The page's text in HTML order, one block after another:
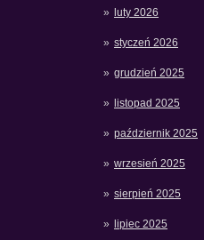
luty 2026
styczeń 2026
grudzień 2025
listopad 2025
październik 2025
wrzesień 2025
sierpień 2025
lipiec 2025